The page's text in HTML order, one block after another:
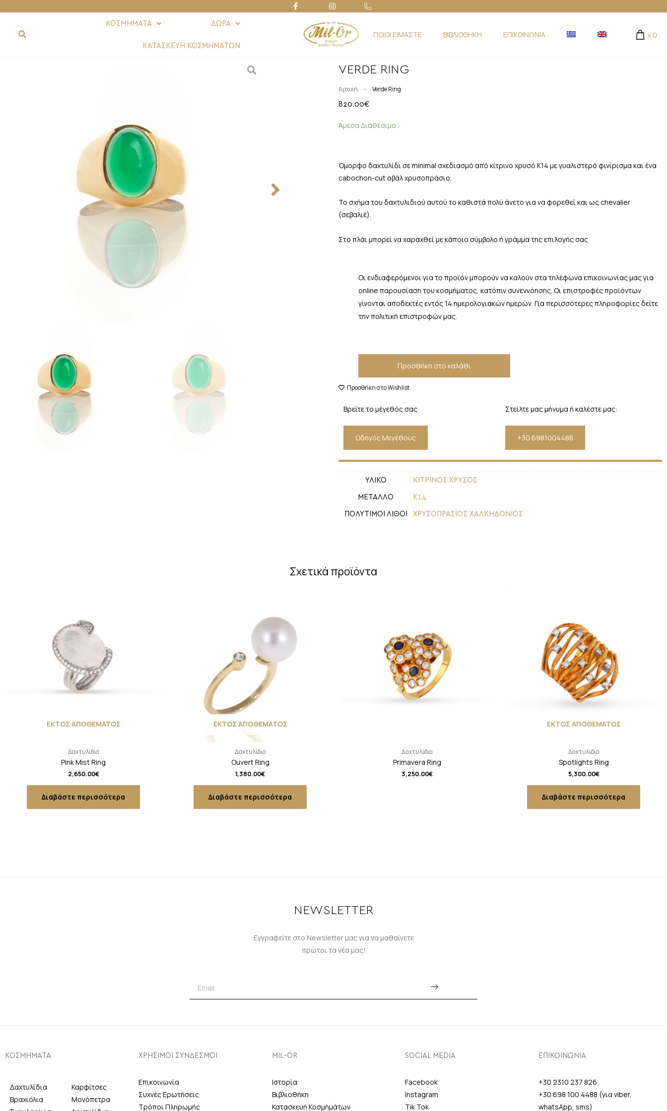
ΚΟΣΜΗΜΑΤΑ ΔΩΡΑ
ΚΑΤΑΣΚΕΥΗ ΚΟΣΜΗΜΑΤΩΝ
ΠΟΙΟΙ ΕΙΜΑΣΤΕ ΒΙΒΛΙΟΘΗΚΗ ΕΠΙΚΟΙΝΩΝΙΑ x 0
VERDE RING
Αρχική - Verde Ring
820.00€
Άμεσα Διαθέσιμο
Όμορφο δαχτυλίδι σε minimal σχεδιασμό από κίτρινο χρυσό Κ14 με γυαλιστερό φινίρισμα και ένα
cabochon-cut οβάλ χρυσοπράσιο.
Το σχήμα του δαχτυλιδιού αυτού το καθιστά πολύ άνετο για να φορεθεί και ως chevalier
(σεβαλιέ).
Στο πλάι μπορεί να χαραχθεί με κάποιο σύμβολο ή γράμμα της επιλογής σας
Οι ενδιαφερόμενοι για το προϊόν μπορούν να καλούν στα τηλέφωνα επικοινωνίας μας για
online παρουσίαση του κοσμήματος, κατόπιν συνεννόησης. Οι επιστροφές προϊόντων
γίνονται αποδεκτές εντός 14 ημερολογιακών ημερών. Για περισσότερες πληροφορίες δείτε
την πολιτική επιστροφών μας.
Προσθήκη στο καλάθι
Προσθήκη στο Wishlist
Βρείτε το μέγεθός σας
Οδηγός Μεγέθους
Στείλτε μας μήνυμα ή καλέστε μας:
+30 6981004488
ΥΛΙΚΟ ΚΙΤΡΙΝΟΣ ΧΡΥΣΟΣ
ΜΕΤΑΛΛΟ Κ14
ΠΟΛΥΤΙΜΟΙ ΛΙΘΟΙ ΧΡΥΣΟΠΡΑΣΙΟΣ ΧΑΛΚΗΔΟΝΙΟΣ
Σχετικά προϊόντα
ΕΚΤΟΣ ΑΠΟΘΕΜΑΤΟΣ
Δαχτυλίδια
Pink Mist Ring
2,650.00€
Διαβάστε περισσότερα
ΕΚΤΟΣ ΑΠΟΘΕΜΑΤΟΣ
Δαχτυλίδια
Ouvert Ring
1,380.00€
Διαβάστε περισσότερα
Δαχτυλίδια
Primavera Ring
3,250.00€
ΕΚΤΟΣ ΑΠΟΘΕΜΑΤΟΣ
Δαχτυλίδια
Spotlights Ring
5,300.00€
Διαβάστε περισσότερα
NEWSLETTER
Εγγραφείτε στο Newsletter μας για να μαθαίνετε
πρώτοι τα νέα μας!
ΚΟΣΜΗΜΑΤΑ
Δαχτυλίδια
Βραχιόλια
Καρφίτσες
Μονόπετρα
ΧΡΗΣΙΜΟΙ ΣΥΝΔΕΣΜΟΙ
Επικοινωνία
Συχνές Ερωτήσεις
Τρόποι Πληρωμής
MIL-OR
Ιστορία
Βιβλιοθήκη
Κατασκευή Κοσμημάτων
SOCIAL MEDIA
Facebook
Instagram
Tik Tok
ΕΠΙΚΟΙΝΩΝΙΑ
+30 2310 237 826
+30 698 100 4488 (για viber,
whatsApp, sms)